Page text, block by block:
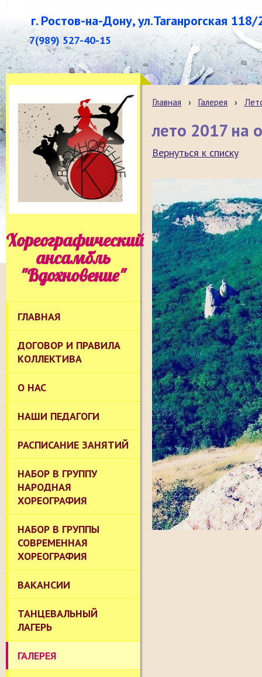
г. Ростов-на-Дону, ул.Таганрогская 118/
7(989) 527-40-15
Хореографический
ансамбль
"Вдохновение"
ГЛАВНАЯ
ДОГОВОР И ПРАВИЛА
КОЛЛЕКТИВА
О НАС
НАШИ ПЕДАГОГИ
РАСПИСАНИЕ ЗАНЯТИЙ
НАБОР В ГРУППУ
НАРОДНАЯ
ХОРЕОГРАФИЯ
НАБОР В ГРУППЫ
СОВРЕМЕННАЯ
ХОРЕОГРАФИЯ
ВАКАНСИИ
ТАНЦЕВАЛЬНЫЙ
ЛАГЕРЬ
ГАЛЕРЕЯ
Главная › Галерея ›
лето 2017 на
Вернуться к списку